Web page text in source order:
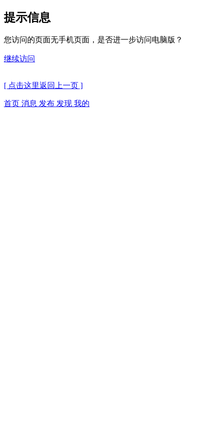
提示信息
您访问的页面无手机页面，是否进一步访问电脑版？
继续访问
[ 点击这里返回上一页 ]
首页 消息 发布 发现 我的